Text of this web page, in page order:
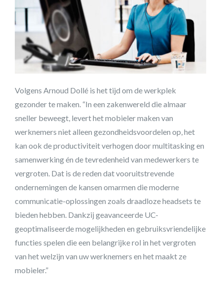
Volgens Arnoud Dollé is het tijd om de werkplek
gezonder te maken. “In een zakenwereld die almaar
sneller beweegt, levert het mobieler maken van
werknemers niet alleen gezondheidsvoordelen op, het
kan ook de productiviteit verhogen door multitasking en
samenwerking én de tevredenheid van medewerkers te
vergroten. Dat is de reden dat vooruitstrevende
ondernemingen de kansen omarmen die moderne
communicatie-oplossingen zoals draadloze headsets te
bieden hebben. Dankzij geavanceerde UC-
geoptimaliseerde mogelijkheden en gebruiksvriendelijke
functies spelen die een belangrijke rol in het vergroten
van het welzijn van uw werknemers en het maakt ze
mobieler.”